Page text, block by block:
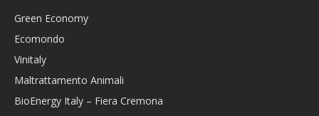
Green Economy
Ecomondo
Vinitaly
Maltrattamento Animali
BioEnergy Italy – Fiera Cremona